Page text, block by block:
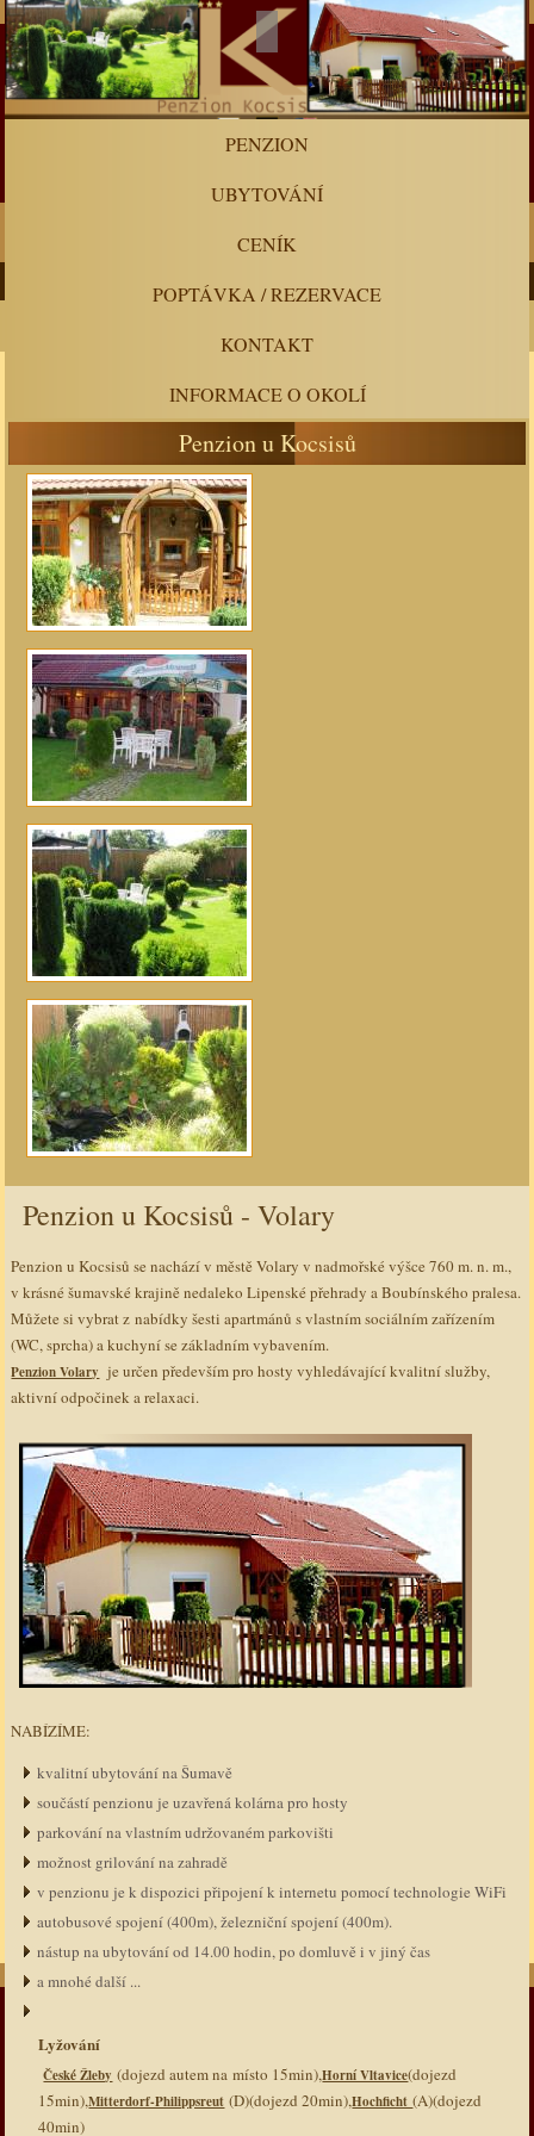
PENZION
UBYTOVÁNÍ
CENÍK
POPTÁVKA / REZERVACE
KONTAKT
INFORMACE O OKOLÍ
Penzion u Kocsisů
AdmirorGallery 4.5.0, author/sVasiljevski&Kekeljevic
Penzion u Kocsisů - Volary
Penzion u Kocsisů se nachází v městě Volary v nadmořské výšce 760 m. n. m.,
v krásné šumavské krajině nedaleko Lipenské přehrady a Boubínského pralesa.
Můžete si vybrat z nabídky šesti apartmánů s vlastním sociálním zařízením
(WC, sprcha) a kuchyní se základním vybavením.
Penzion Volary je určen především pro hosty vyhledávající kvalitní služby,
aktivní odpočinek a relaxaci.
NABÍZÍME:
kvalitní ubytování na Šumavě
součástí penzionu je uzavřená kolárna pro hosty
parkování na vlastním udržovaném parkovišti
možnost grilování na zahradě
v penzionu je k dispozici připojení k internetu pomocí technologie WiFi
autobusové spojení (400m), železniční spojení (400m).
nástup na ubytování od 14.00 hodin, po domluvě i v jiný čas
a mnohé další ...
Lyžování
České Žleby (dojezd autem na místo 15min),Horní Vltavice(dojezd
15min),Mitterdorf-Philippsreut (D)(dojezd 20min),Hochficht(A)(dojezd
40min)